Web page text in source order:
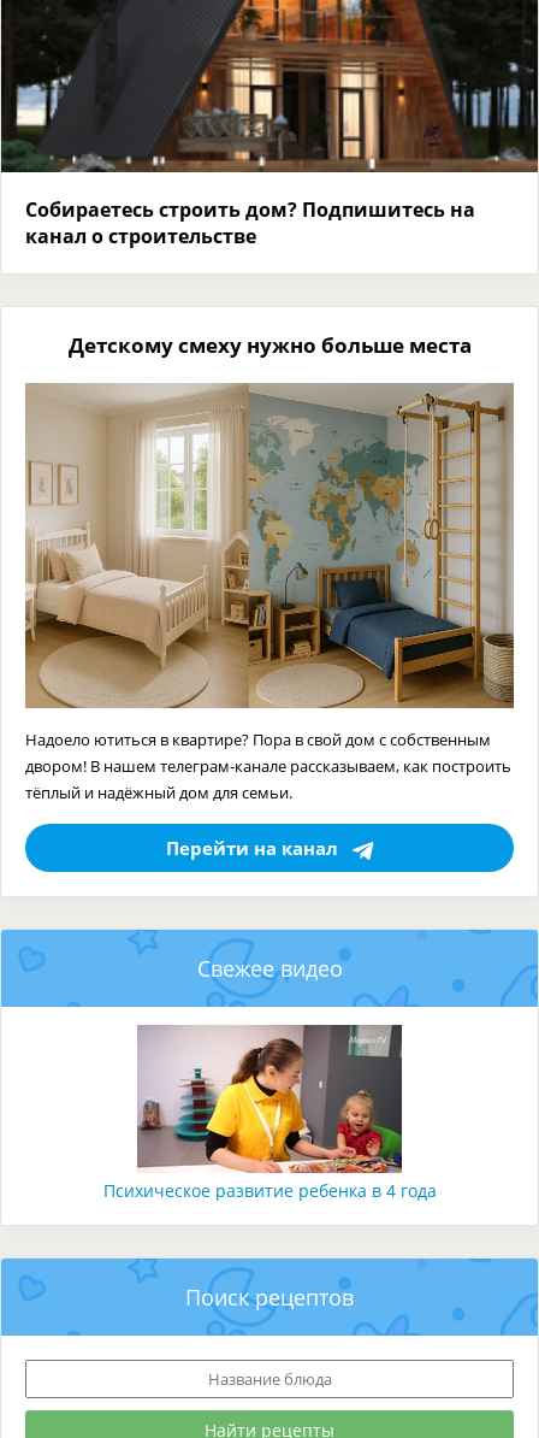
Собираетесь строить дом? Подпишитесь на
канал о строительстве
Детскому смеху нужно больше места
Надоело ютиться в квартире? Пора в свой дом с собственным
двором! В нашем телеграм-канале рассказываем, как построить
тёплый и надёжный дом для семьи.
Перейти на канал
Свежее видео
Психическое развитие ребенка в 4 года
Поиск рецептов